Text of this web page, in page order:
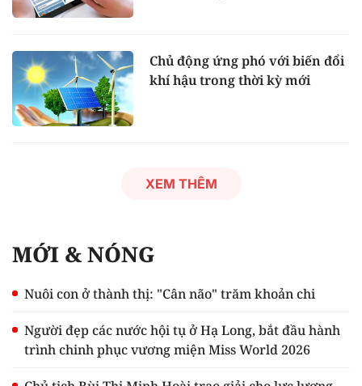
Chủ động ứng phó với biến đổi
khí hậu trong thời kỳ mới
XEM THÊM
MỚI & NÓNG
Nuôi con ở thành thị: "Cân não" trăm khoản chi
Người đẹp các nước hội tụ ở Hạ Long, bắt đầu hành
trình chinh phục vương miện Miss World 2026